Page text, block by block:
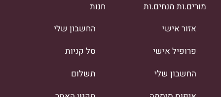
מורים.ות מנחים.ות
אזור אישי
פרופיל אישי
החשבון שלי
חנות
החשבון שלי
סל קניות
תשלום